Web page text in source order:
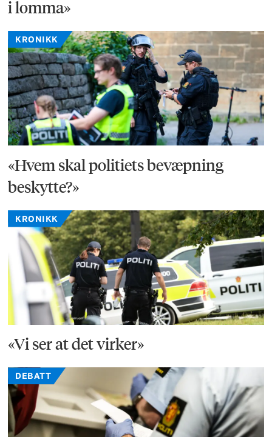
i lomma»
KRONIKK
«Hvem skal politiets bevæpning
beskytte?»
KRONIKK
«Vi ser at det virker»
DEBATT